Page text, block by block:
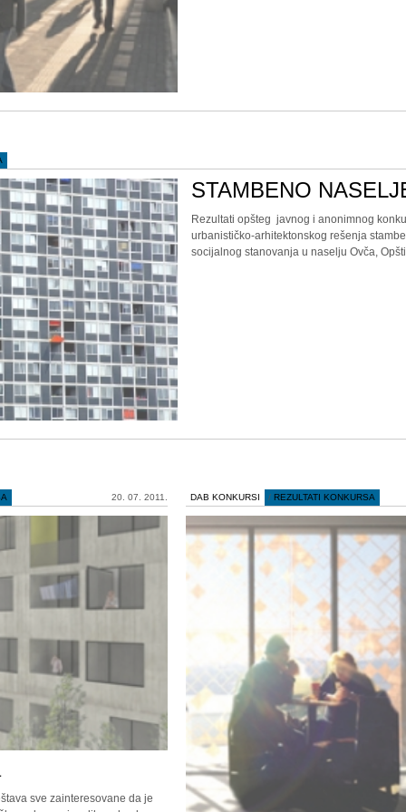
STAMBENO
Rezultati opšteg jаvnog i аnonimnog
urbаnističko-аrhitektonskog rešenjа
socijаlnog stаnovаnjа u nаselju Ovčа,
20. 07. 2011.
sve zainteresovane da je
DAB KONKURSI /REZULTATI KONKURSA